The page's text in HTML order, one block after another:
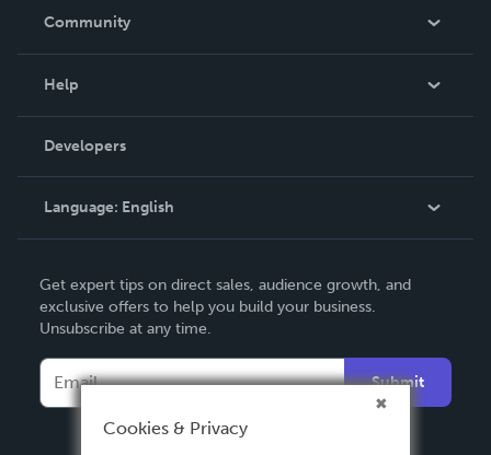
In The News
Community
Podcast
Help
Order Lookup
Knowledge Base
Contact Support
Developers
Language: English
Deutsch
Français
Italiano
Español
Get expert tips on direct sales, audience growth, and
exclusive offers to help you build your business.
Unsubscribe at any time.
Submit
Cookies & Privacy